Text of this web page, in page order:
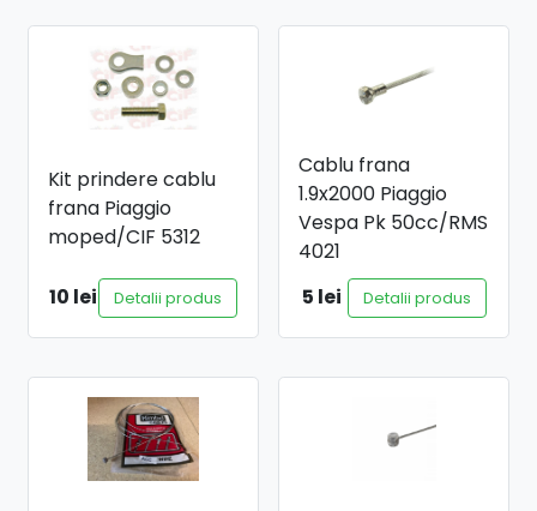
Kit prindere cablu
frana Piaggio
moped/CIF 5312
10 lei Detalii produs
Cablu frana
1.9x2000 Piaggio
Vespa Pk 50cc/RMS
4021
5 lei
Detalii produs